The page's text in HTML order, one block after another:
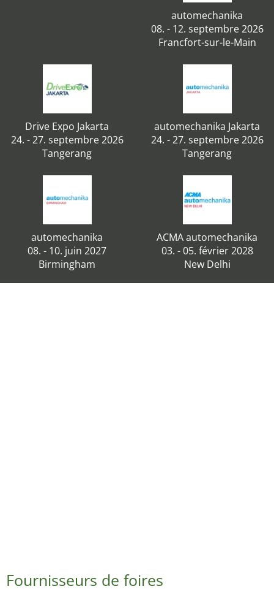
automechanika
08. - 12. septembre 2026
Francfort-sur-le-Main
Drive Expo Jakarta
24. - 27. septembre 2026
Tangerang
automechanika Jakarta
24. - 27. septembre 2026
Tangerang
automechanika
08. - 10. juin 2027
Birmingham
ACMA automechanika
03. - 05. février 2028
New Delhi
Fournisseurs de foires